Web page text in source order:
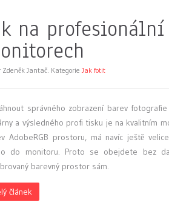
na
Zdeněk Jantač. Kategorie Jak fotit
správného zobrazení barev
a výsledného profi tisku je na kvalitním
AdobeRGB prostoru, má navíc ještě
do monitoru. Proto se obejdete bez
barevný prostor sám.
článek